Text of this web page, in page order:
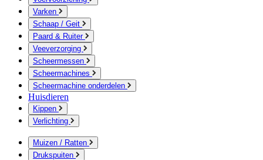
Varken
Schaap / Geit
Paard & Ruiter
Veeverzorging
Scheermessen
Scheermachines
Scheermachine onderdelen
Huisdieren
Kippen
Verlichting
Muizen / Ratten
Drukspuiten